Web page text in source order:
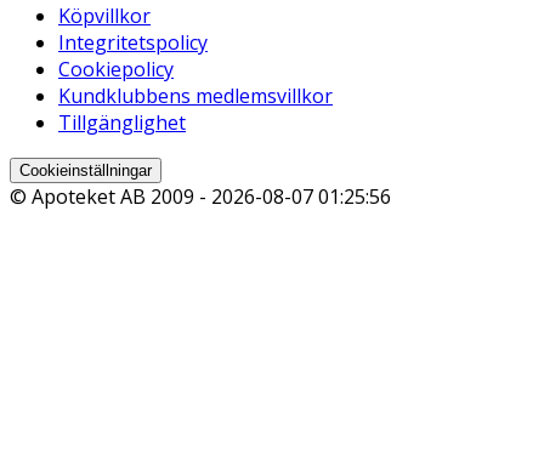
Köpvillkor
Integritetspolicy
Cookiepolicy
Kundklubbens medlemsvillkor
Tillgänglighet
Cookieinställningar
© Apoteket AB 2009 - 2026-08-07 01:25:56